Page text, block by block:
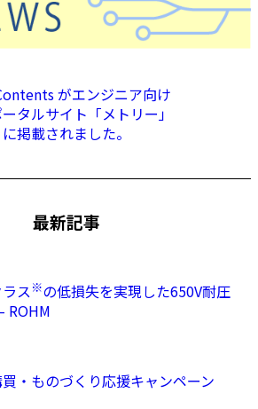
がエンジニア向け
タルサイト「メトリー」
に掲載されました。
最新記事
ス ※の低損失を実現した650V耐圧
ROHM
・ものづくり応援キャンペーン